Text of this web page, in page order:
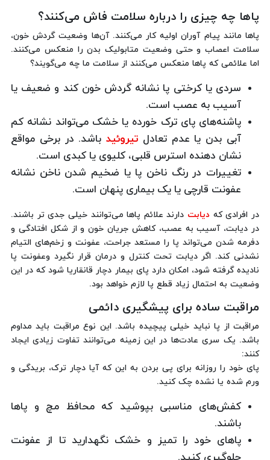
پاها چه چیزی را درباره سلامت فاش می‌کنند؟
پاها مانند پیام آوران اولیه کار می‌کنند. آن‌ها وضعیت گردش خون،
سلامت اعصاب و حتی وضعیت متابولیک بدن را منعکس می‌کنند.
اما علائمی که پاها منعکس می‌کنند از سلامت ما چه می‌گویند؟
سردی یا کرختی پا نشانه گردش خون کند و ضعیف یا
آسیب به عصب است.
پاشنه‌های پای ترک خورده یا خشک می‌تواند نشانه کم
آبی بدن یا عدم تعادل تیروئیدباشد. در برخی مواقع
نشان دهنده استرس قلبی، کلیوی یا کبدی است.
تغییرات در رنگ ناخن پا یا ضخیم شدن ناخن نشانه
عفونت قارچی یا یک بیماری پنهان است.
در افرادی که دیابت دارند علائم پاها می‌توانند خیلی جدی تر باشند.
در دیابت، آسیب به عصب، کاهش جریان خون و از شکل افتادگی و
دفرمه شدن می‌تواند پا را مستعد جراحت، عفونت و زخم‌های التیام
نشدنی کند. اگر دیابت تحت کنترل و درمان قرار نگیرد وعفونت پا
نادیده گرفته شود، امکان دارد پای بیمار دچار قانقاریا شود که در این
وضعیت به احتمال زیاد قطع پا لازم خواهد بود.
مراقبت ساده برای پیشگیری دائمی
مراقبت از پا نباید خیلی پیچیده باشد. این نوع مراقبت باید مداوم
باشد. یک سری عادت‌ها در این زمینه می‌توانند تفاوت زیادی ایجاد
کنند:
پای خود را روزانه برای پی بردن به این که آیا دچار ترک، بریدگی و
ورم شده یا نشده چک کنید.
کفش‌های مناسبی بپوشید که محافظ مچ و پاها
باشند.
پاهای خود را تمیز و خشک نگهدارید تا از عفونت